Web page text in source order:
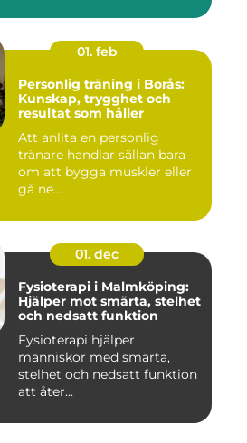
01. feb
Personlig träning i Borås:
Kunskap, trygghet och
resultat som håller
Att anlita en personlig
tränare handlar sällan bara
om att bygga muskler eller
gå ne...
01. dec
Fysioterapi i Malmköping:
Hjälper mot smärta, stelhet
och nedsatt funktion
Fysioterapi hjälper
människor med smärta,
stelhet och nedsatt funktion
att åter...